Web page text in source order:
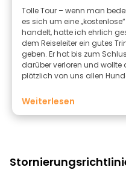
Tolle Tour – wenn man
es sich um eine
handelt, hatte ich ehrlich
dem Reiseleiter ein gutes
geben. Er hat bis zum
darüber verloren und wollte
plötzlich von uns allen
der Quatsch! Ich sagte: „Auf
wenn du etwas willst. Es
Weiterlesen